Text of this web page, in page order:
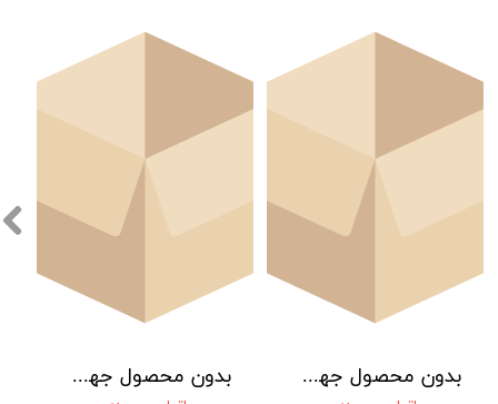
بدون محصول جهت نمایش بدون محصول جهت نمایش